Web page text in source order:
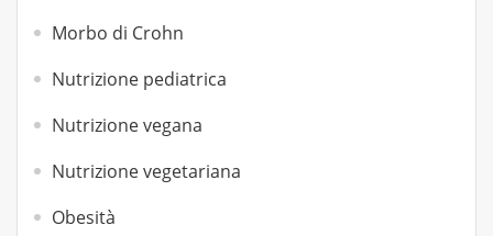
Morbo di Crohn
Nutrizione pediatrica
Nutrizione vegana
Nutrizione vegetariana
Obesità